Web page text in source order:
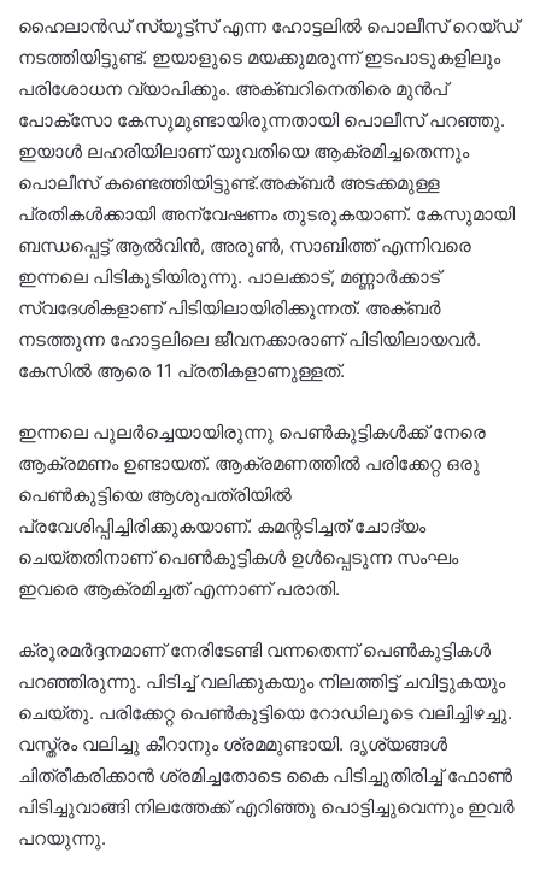
ഹൈലാന്‍ഡ് സ്യൂട്ട്‌സ് എന്ന ഹോട്ടലില്‍ പൊലീസ് റെയ്ഡ്
നടത്തിയിട്ടുണ്ട്. ഇയാളുടെ മയക്കുമരുന്ന് ഇടപാടുകളിലും
പരിശോധന വ്യാപിക്കും. അക്ബറിനെതിരെ മുന്‍പ്
പോക്‌സോ കേസുമുണ്ടായിരുന്നതായി പൊലീസ് പറഞ്ഞു.
ഇയാള്‍ ലഹരിയിലാണ് യുവതിയെ ആക്രമിച്ചതെന്നും
പൊലീസ് കണ്ടെത്തിയിട്ടുണ്ട്.അക്ബര്‍ അടക്കമുള്ള
പ്രതികള്‍ക്കായി അന്വേഷണം തുടരുകയാണ്. കേസുമായി
ബന്ധപ്പെട്ട് ആല്‍വിന്‍, അരുണ്‍, സാബിത്ത് എന്നിവരെ
ഇന്നലെ പിടികൂടിയിരുന്നു. പാലക്കാട്, മണ്ണാര്‍ക്കാട്
സ്വദേശികളാണ് പിടിയിലായിരിക്കുന്നത്. അക്ബര്‍
നടത്തുന്ന ഹോട്ടലിലെ ജീവനക്കാരാണ് പിടിയിലായവര്‍.
കേസില്‍ ആരെ 11 പ്രതികളാണുള്ളത്.
ഇന്നലെ പുലര്‍ച്ചെയായിരുന്നു പെണ്‍കുട്ടികള്‍ക്ക് നേരെ
ആക്രമണം ഉണ്ടായത്. ആക്രമണത്തില്‍ പരിക്കേറ്റ ഒരു
പെണ്‍കുട്ടിയെ ആശുപത്രിയില്‍
പ്രവേശിപ്പിച്ചിരിക്കുകയാണ്. കമന്റടിച്ചത് ചോദ്യം
ചെയ്തതിനാണ് പെണ്‍കുട്ടികള്‍ ഉള്‍പ്പെടുന്ന സംഘം
ഇവരെ ആക്രമിച്ചത് എന്നാണ് പരാതി.
ക്രൂരമര്‍ദ്ദനമാണ് നേരിടേണ്ടി വന്നതെന്ന് പെണ്‍കുട്ടികള്‍
പറഞ്ഞിരുന്നു. പിടിച്ച് വലിക്കുകയും നിലത്തിട്ട് ചവിട്ടുകയും
ചെയ്തു. പരിക്കേറ്റ പെണ്‍കുട്ടിയെ റോഡിലൂടെ വലിച്ചിഴച്ചു.
വസ്ത്രം വലിച്ചു കീറാനും ശ്രമമുണ്ടായി. ദൃശ്യങ്ങള്‍
ചിത്രീകരിക്കാന്‍ ശ്രമിച്ചതോടെ കൈ പിടിച്ചുതിരിച്ച് ഫോണ്‍
പിടിച്ചുവാങ്ങി നിലത്തേക്ക് എറിഞ്ഞു പൊട്ടിച്ചുവെന്നും ഇവര്‍
പറയുന്നു.